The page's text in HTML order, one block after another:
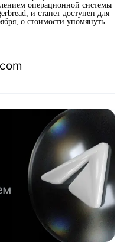
операционной системы
и станет доступен для
о стоимости упомянуть